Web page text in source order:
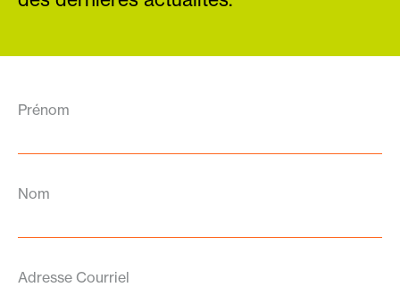
Prénom
Nom
Adresse Courriel